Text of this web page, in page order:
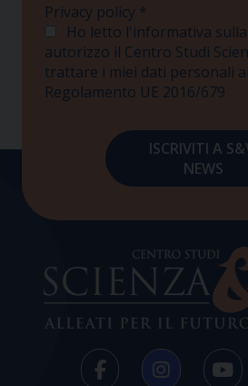
Privacy policy *
Ho letto l'informativa sulla
autorizzo il Centro Studi
trattare i miei dati personali
Regolamento UE 2016/679